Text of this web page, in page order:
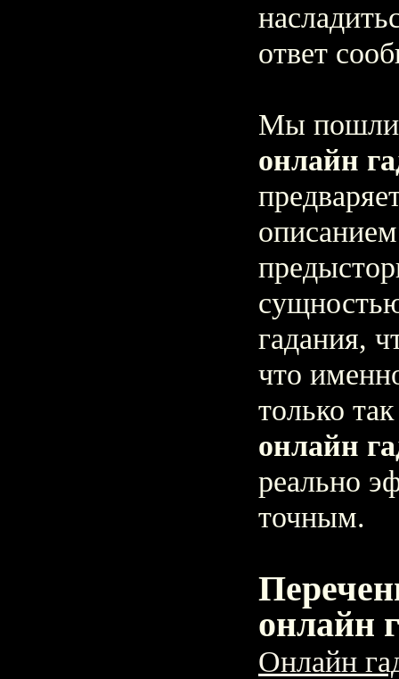
ответ
Мы пошли
онлайн
гадания,
что
только
онлайн
реально
точным.
онлайн
Онлайн